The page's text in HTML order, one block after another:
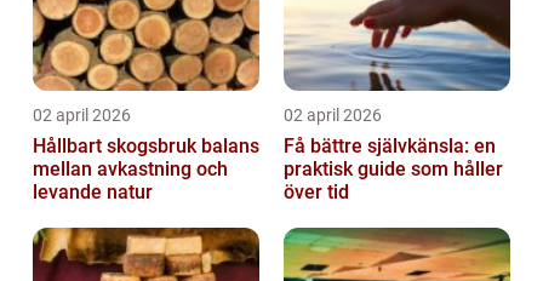
02 april 2026
Hållbart skogsbruk balans
mellan avkastning och
levande natur
02 april 2026
Få bättre självkänsla: en
praktisk guide som håller
över tid